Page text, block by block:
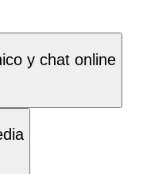
y chat online